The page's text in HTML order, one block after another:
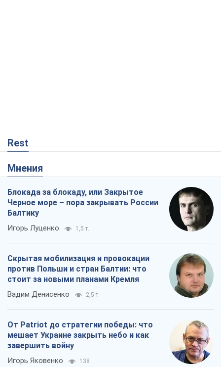
Rest
Мнения
Блокада за блокаду, или Закрытое
Черное море – пора закрывать России
Балтику
Игорь Луценко 1,5 т.
Скрытая мобилизация и провокации
против Польши и стран Балтии: что
стоит за новыми планами Кремля
Вадим Денисенко 2,5 т.
От Patriot до стратегии победы: что
мешает Украине закрыть небо и как
завершить войну
Игорь Яковенко 138